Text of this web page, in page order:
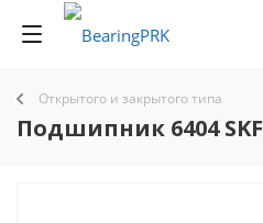
Открытого и закрытого типа
Подшипник 6404 SKF